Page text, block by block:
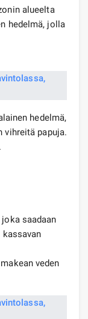
alueelta
hedelmä, jolla
hedelmä,
vihreitä papuja.
saadaan
veden